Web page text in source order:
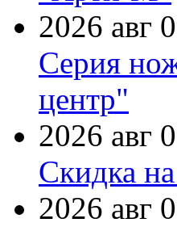
2026 авг
Серия
центр"
2026 авг
Скидка
2026 авг